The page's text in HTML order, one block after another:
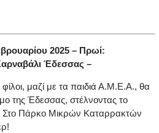
2025 – Πρωί:
Έδεσσας –
φίλοι, μαζί με τα παιδιά Α.Μ.Ε.Α., θα
της Έδεσσας, στέλνοντας το
Στο Πάρκο Μικρών Καταρρακτών